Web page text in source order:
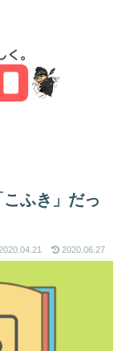
ふき」だっ
2020.06.27